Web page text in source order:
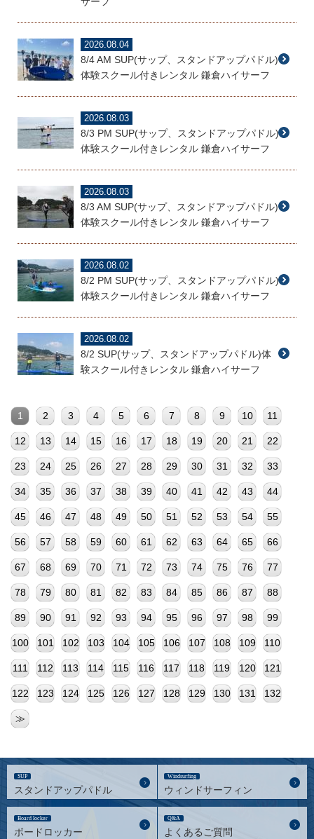
2026.08.04
8/4 AM SUP(サップ、スタンドアップパドル)
体験スクール付きレンタル 鎌倉ハイサーフ
2026.08.03
8/3 PM SUP(サップ、スタンドアップパドル)
体験スクール付きレンタル 鎌倉ハイサーフ
2026.08.03
8/3 AM SUP(サップ、スタンドアップパドル)
体験スクール付きレンタル 鎌倉ハイサーフ
2026.08.02
8/2 PM SUP(サップ、スタンドアップパドル)
体験スクール付きレンタル 鎌倉ハイサーフ
2026.08.02
8/2 SUP(サップ、スタンドアップパドル)体
験スクール付きレンタル 鎌倉ハイサーフ
1 2 3 4 5 6 7 8 9 10 11
12 13 14 15 16 17 18 19 20 21 22
23 24 25 26 27 28 29 30 31 32 33
34 35 36 37 38 39 40 41 42 43 44
45 46 47 48 49 50 51 52 53 54 55
56 57 58 59 60 61 62 63 64 65 66
67 68 69 70 71 72 73 74 75 76 77
78 79 80 81 82 83 84 85 86 87 88
89 90 91 92 93 94 95 96 97 98 99
100 101 102 103 104 105 106 107 108 109 110
111 112 113 114 115 116 117 118 119 120 121
122 123 124 125 126 127 128 129 130 131 132
≫
SUP
スタンドアップパドル
Windsurfing
ウィンドサーフィン
Board locker
ボードロッカー
Q&A
よくあるご質問